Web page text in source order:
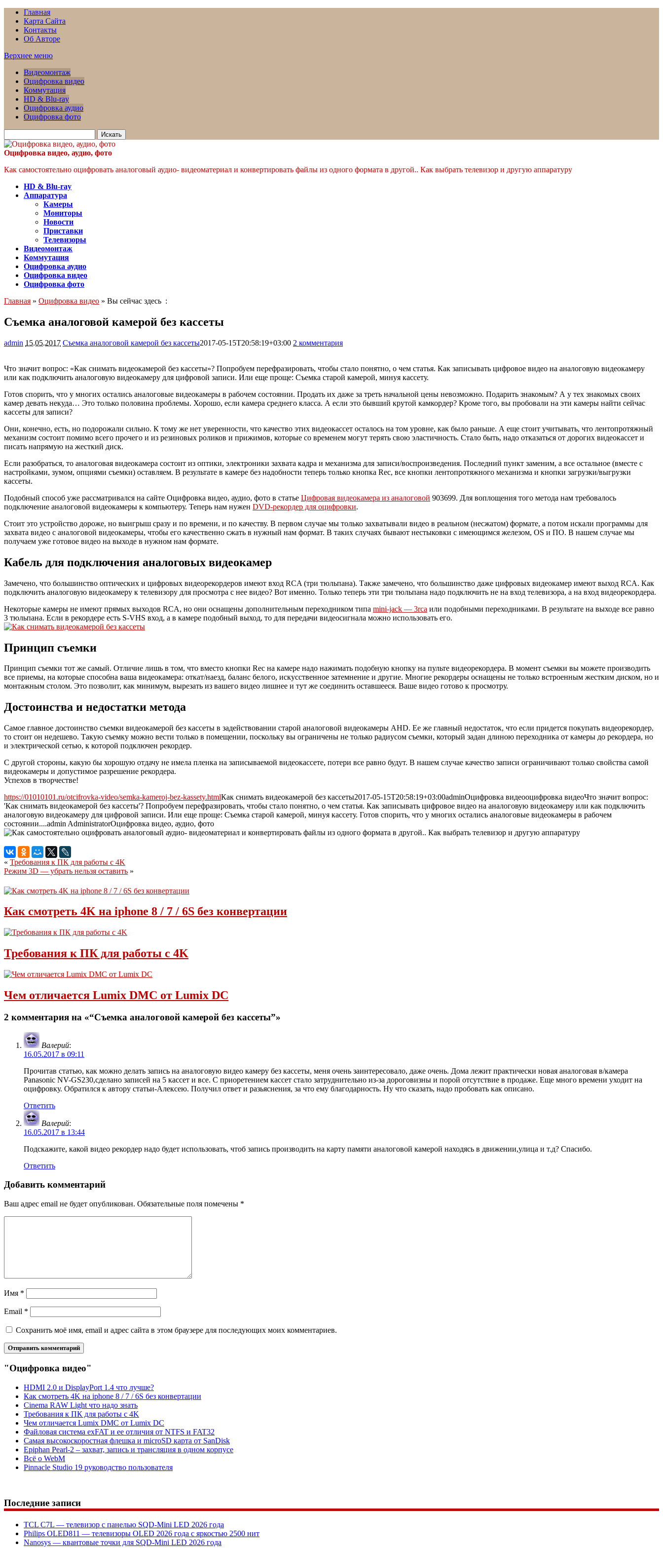
Главная
Карта Сайта
Контакты
Об Авторе
Верхнее меню
Видеомонтаж
Оцифровка видео
Коммутация
HD & Blu-ray
Оцифровка аудио
Оцифровка фото
для:
Оцифровка видео, аудио, фото
Как самостоятельно оцифровать аналоговый аудио- видеоматериал и конвертировать файлы из одного формата в другой.. Как выбрать телевизор и другую аппаратуру
HD & Blu-ray
Аппаратура
Камеры
Мониторы
Новости
Приставки
Телевизоры
Видеомонтаж
Коммутация
Оцифровка аудио
Оцифровка видео
Оцифровка фото
Главная » Оцифровка видео » Вы сейчас здесь :
Съемка аналоговой камерой без кассеты
admin 15.05.2017 Съемка аналоговой камерой без кассеты2017-05-15T20:58:19+03:00 2 комментария
Что значит вопрос: «Как снимать видеокамерой без кассеты»? Попробуем перефразировать, чтобы стало понятно, о чем статья. Как записывать цифровое видео на аналоговую видеокамеру
или как подключить аналоговую видеокамеру для цифровой записи. Или еще проще: Съемка старой камерой, минуя кассету.
Готов спорить, что у многих остались аналоговые видеокамеры в рабочем состоянии. Продать их даже за треть начальной цены невозможно. Подарить знакомым? А у тех знакомых своих
камер девать некуда… Это только половина проблемы. Хорошо, если камера среднего класса. А если это бывший крутой камкордер? Кроме того, вы пробовали на эти камеры найти сейчас
кассеты для записи?
Они, конечно, есть, но подорожали сильно. К тому же нет уверенности, что качество этих видеокассет осталось на том уровне, как было раньше. А еще стоит учитывать, что лентопротяжный
механизм состоит помимо всего прочего и из резиновых роликов и прижимов, которые со временем могут терять свою эластичность. Стало быть, надо отказаться от дорогих видеокассет и
писать напрямую на жесткий диск.
Если разобраться, то аналоговая видеокамера состоит из оптики, электроники захвата кадра и механизма для записи/воспроизведения. Последний пункт заменим, а все остальное (вместе с
настройками, зумом, опциями съемки) оставляем. В результате в камере без надобности теперь только кнопка Rec, все кнопки лентопротяжного механизма и кнопки загрузки/выгрузки
кассеты.
Подобный способ уже рассматривался на сайте Оцифровка видео, аудио, фото в статье Цифровая видеокамера из аналоговой 903699. Для воплощения того метода нам требовалось
подключение аналоговой видеокамеры к компьютеру. Теперь нам нужен DVD-рекордер для оцифровки.
Стоит это устройство дороже, но выигрыш сразу и по времени, и по качеству. В первом случае мы только захватывали видео в реальном (несжатом) формате, а потом искали программы для
захвата видео с аналоговой видеокамеры, чтобы его качественно сжать в нужный нам формат. В таких случаях бывают нестыковки с имеющимся железом, OS и ПО. В нашем случае мы
получаем уже готовое видео на выходе в нужном нам формате.
Кабель для подключения аналоговых видеокамер
Замечено, что большинство оптических и цифровых видеорекордеров имеют вход RCA (три тюльпана). Также замечено, что большинство даже цифровых видеокамер имеют выход RCA. Как
подключить аналоговую видеокамеру к телевизору для просмотра с нее видео? Вот именно. Только теперь эти три тюльпана надо подключить не на вход телевизора, а на вход видеорекордера.
Некоторые камеры не имеют прямых выходов RCA, но они оснащены дополнительным переходником типа mini-jack — 3rca или подобными переходниками. В результате на выходе все равно
3 тюльпана. Если в рекордере есть S-VHS вход, а в камере подобный выход, то для передачи видеосигнала можно использовать его.
Принцип съемки
Принцип съемки тот же самый. Отличие лишь в том, что вместо кнопки Rec на камере надо нажимать подобную кнопку на пульте видеорекордера. В момент съемки вы можете производить
все приемы, на которые способна ваша видеокамера: откат/наезд, баланс белого, искусственное затемнение и другие. Многие рекордеры оснащены не только встроенным жестким диском, но и
монтажным столом. Это позволит, как минимум, вырезать из вашего видео лишнее и тут же соединить оставшееся. Ваше видео готово к просмотру.
Достоинства и недостатки метода
Самое главное достоинство съемки видеокамерой без кассеты в задействовании старой аналоговой видеокамеры AHD. Ее же главный недостаток, что если придется покупать видеорекордер,
то стоит он недешево. Такую съемку можно вести только в помещении, поскольку вы ограничены не только радиусом съемки, который задан длиною переходника от камеры до рекордера, но
и электрической сетью, к которой подключен рекордер.
С другой стороны, какую бы хорошую отдачу не имела пленка на записываемой видеокассете, потери все равно будут. В нашем случае качество записи ограничивают только свойства самой
видеокамеры и допустимое разрешение рекордера.
Успехов в творчестве!
https://01010101.ru/otcifrovka-video/semka-kameroj-bez-kassety.htmlКак снимать видеокамерой без кассеты2017-05-15T20:58:19+03:00adminОцифровка видеооцифровка видеоЧто значит вопрос:
'Как снимать видеокамерой без кассеты'? Попробуем перефразировать, чтобы стало понятно, о чем статья. Как записывать цифровое видео на аналоговую видеокамеру или как подключить
аналоговую видеокамеру для цифровой записи. Или еще проще: Съемка старой камерой, минуя кассету. Готов спорить, что у многих остались аналоговые видеокамеры в рабочем
состоянии....admin AdministratorОцифровка видео, аудио, фото
« Требования к ПК для работы с 4K
Режим 3D — убрать нельзя оставить »
Как смотреть 4K на iphone 8 / 7 / 6S без конвертации
Требования к ПК для работы с 4K
Чем отличается Lumix DMC от Lumix DC
2 комментария на «“Съемка аналоговой камерой без кассеты”»
Валерий:
16.05.2017 в 09:11
Прочитав статью, как можно делать запись на аналоговую видео камеру без кассеты, меня очень заинтересовало, даже очень. Дома лежит практически новая аналоговая в/камера
Panasonic NV-GS230,сделано записей на 5 кассет и все. С приоретением кассет стало затруднительно из-за дороговизны и порой отсутствие в продаже. Еще много времени уходит на
оцифровку. Обратился к автору статьи-Алексею. Получил ответ и разьяснения, за что ему благодарность. Ну что сказать, надо пробовать как описано.
Ответить
Валерий:
16.05.2017 в 13:44
Подскажите, какой видео рекордер надо будет использовать, чтоб запись производить на карту памяти аналоговой камерой находясь в движении,улица и т.д? Спасибо.
Ответить
Добавить комментарий
Ваш адрес email не будет опубликован. Обязательные поля помечены *
Имя *
Email *
Сохранить моё имя, email и адрес сайта в этом браузере для последующих моих комментариев.
"Оцифровка видео"
HDMI 2.0 и DisplayPort 1.4 что лучше?
Как смотреть 4K на iphone 8 / 7 / 6S без конвертации
Cinema RAW Light что надо знать
Требования к ПК для работы с 4K
Чем отличается Lumix DMC от Lumix DC
Файловая система exFAT и ее отличия от NTFS и FAT32
Самая высокоскоростная флешка и microSD карта от SanDisk
Epiphan Pearl-2 – захват, запись и трансляция в одном корпусе
Всё о WebM
Pinnacle Studio 19 руководство пользователя
Последние записи
TCL C7L — телевизор с панелью SQD-Mini LED 2026 года
Philips OLED811 — телевизоры OLED 2026 года с яркостью 2500 нит
Nanosys — квантовые точки для SQD-Mini LED 2026 года